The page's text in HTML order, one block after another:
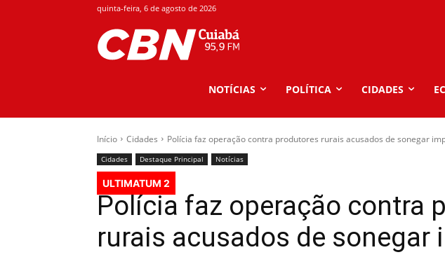
quinta-feira, 6 de agosto de 2026
NOTÍCIAS POLÍTICA CIDADES
Início Cidades Polícia faz operação contra produtores rurais acusados de sonegar
Cidades Destaque Principal Notícias
ULTIMATUM 2
Polícia faz operação contra
rurais acusados de sonegar